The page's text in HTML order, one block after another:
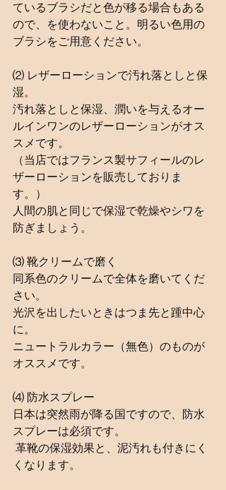
ているブラシだと色が移る場合もある
ので、を使わないこと。明るい色用の
ブラシをご用意ください。
⑵ レザーローションで汚れ落としと保
湿。
汚れ落としと保湿、潤いを与えるオー
ルインワンのレザーローションがオス
スメです。
（当店ではフランス製サフィールのレ
ザーローションを販売しておりま
す。）
人間の肌と同じで保湿で乾燥やシワを
防ぎましょう。
⑶ 靴クリームで磨く
同系色のクリームで全体を磨いてくだ
さい。
光沢を出したいときはつま先と踵中心
に。
ニュートラルカラー（無色）のものが
オススメです。
⑷ 防水スプレー
日本は突然雨が降る国ですので、防水
スプレーは必須です。
くなります。